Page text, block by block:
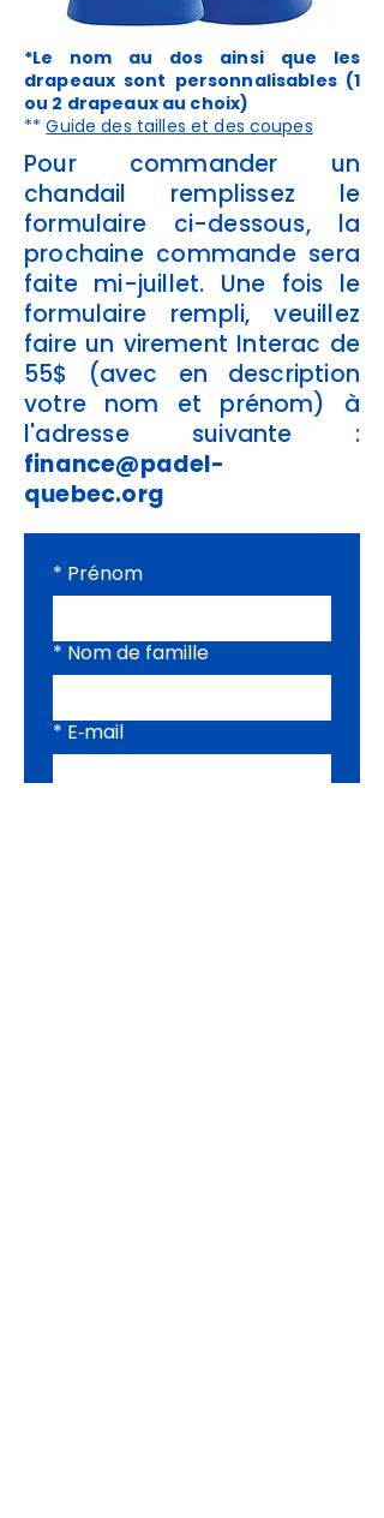
*Le nom au dos ainsi que les
drapeaux sont personnalisables (1
ou 2 drapeaux au choix)
**Guide des tailles et des coupes
Pour commander un
chandail remplissez le
formulaire ci-dessous, la
prochaine commande sera
faite mi-juillet. Une fois le
formulaire rempli, veuillez
faire un virement Interac de
55$ (avec en description
votre nom et prénom) à
l'adresse suivante :
finance@padel-
quebec.org
* Prénom
* Nom de famille
* E‑mail